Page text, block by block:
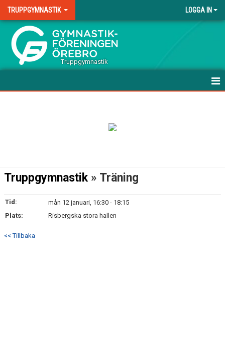
TRUPPGYMNASTIK LOGGA IN
.
Truppgymnastik
Truppgymnastik » Träning
Tid:
mån 12 januari, 16:30 - 18:15
Plats:
Risbergska stora hallen
<< Tillbaka